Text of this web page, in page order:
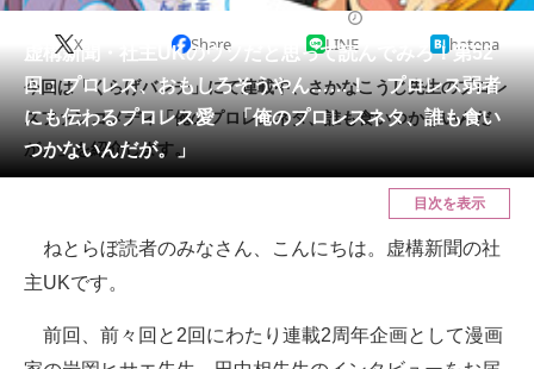
会員記事
メディア
注目記事を集めた総合ページ
スマホと通信の最新トレンド
虚構新聞・社主UKのウソだと思って読んでみろ！第52
回：プロレス、おもしろそうやん……！ プロレス弱者
にも伝わるプロレス愛 「俺のプロレスネタ、誰も食い
つかないんだが。」
X Share LINE hatena
今回は「くらげバンチ」にて連載中、さかなこうじ先生のプロレ
スファンコメディ「俺のプロレスネタ、誰も食いつかないんだ
が。」を紹介します。
目次を表示
ねとらぼ読者のみなさん、こんにちは。虚構新聞の社
主UKです。
前回、前々回と2回にわたり連載2周年企画として漫画